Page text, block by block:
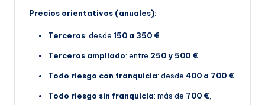
Precios orientativos (anuales):
Terceros: desde 150 a 350 €
Terceros ampliado: entre 250 y 500 €
Todo riesgo con franquicia: desde 400 a 700 €
Todo riesgo sin franquicia: más de 700 €